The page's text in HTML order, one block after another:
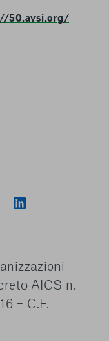
50.avsi.org/
AICS n.
– C.F.